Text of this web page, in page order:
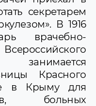
секретарем
В 1916
врачебно-
Красного
в Крыму для
больных